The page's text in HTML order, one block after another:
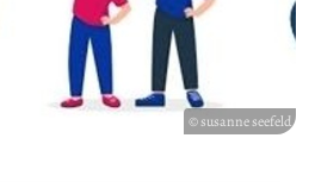
© susanne seefeld